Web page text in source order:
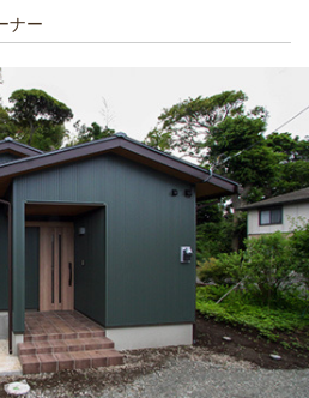
ナー